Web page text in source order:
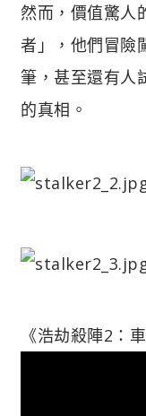
然而，價值驚人
者」，他們冒險
筆，甚至還有人
的真相。
《浩劫殺陣2：